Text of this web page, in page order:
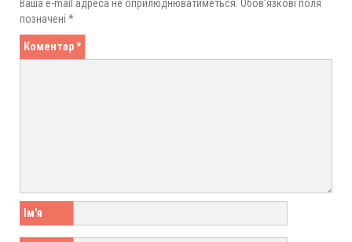
Ваша e-mail адреса не оприлюднюватиметься. Обов’язкові поля
позначені *
Коментар*
Ім'я